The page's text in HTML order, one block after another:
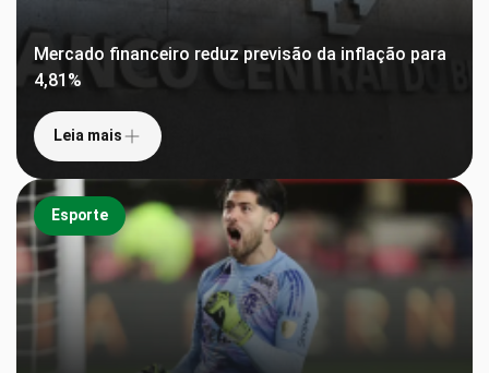
Mercado financeiro reduz previsão da inflação para
4,81%
Leia mais
Esporte